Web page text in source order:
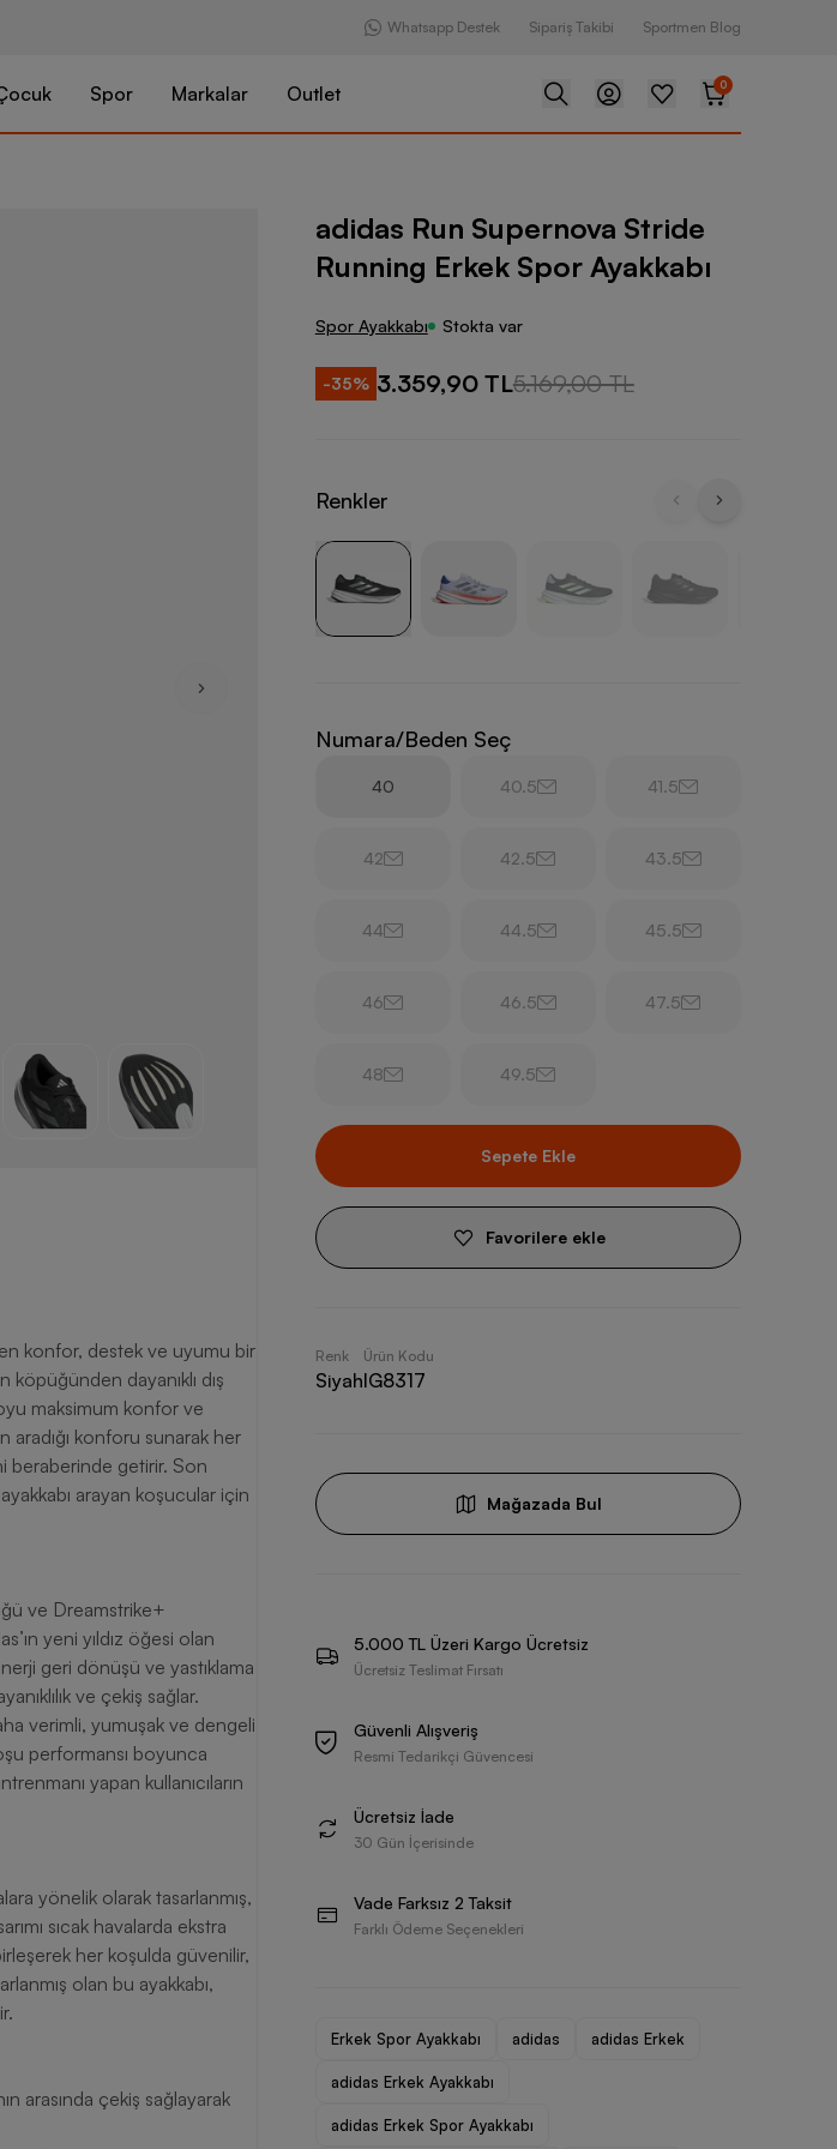
Whatsapp Destek Sipariş Takibi Sportmen Blog
Spor Markalar Outlet 0
adidas Run Supernova Stride Running Erkek Spor Ayakkabı
konfor, destek ve uyumu bir
dayanıklı dış
maksimum konfor ve
konforu sunarak her
beraberinde getirir. Son
arayan koşucular için
ve Dreamstrike+
yeni yıldız öğesi olan
geri dönüşü ve yastıklama
ve çekiş sağlar.
verimli, yumuşak ve dengeli
performansı boyunca
yapan kullanıcıların
yönelik olarak tasarlanmış,
sıcak havalarda ekstra
her koşulda güvenilir,
olan bu ayakkabı,
arasında çekiş sağlayarak
adidas Run Supernova Stride
Running Erkek Spor Ayakkabı
Spor Ayakkabı Stokta var
-35% 3.359,90 TL5.169,00 TL
Renkler
Numara/Beden Seç
40 40.5 41.5
42 42.5 43.5
44 44.5 45.5
46 46.5 47.5
48 49.5
Sepete Ekle
Favorilere ekle
Renk
Siyah
Ürün Kodu
IG8317
Mağazada Bul
5.000 TL Üzeri Kargo Ücretsiz
Ücretsiz Teslimat Fırsatı
Güvenli Alışveriş
Resmi Tedarikçi Güvencesi
Ücretsiz İade
30 Gün İçerisinde
Vade Farksız 2 Taksit
Farklı Ödeme Seçenekleri
Erkek Spor Ayakkabı adidas adidas Erkek
adidas Erkek Ayakkabı
adidas Erkek Spor Ayakkabı